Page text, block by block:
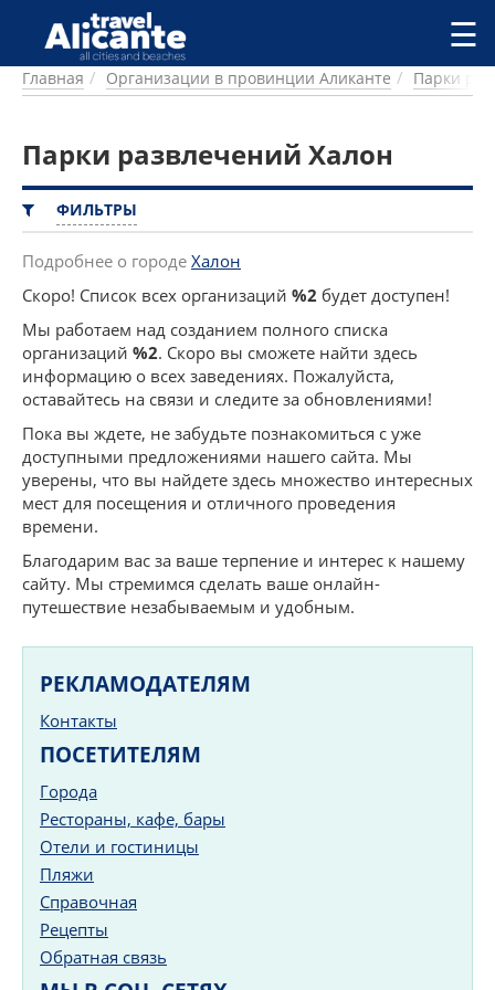
Перейти к основному содержанию
ГОРОДА
ПИТАНИЕ
ПРОЖИВАНИЕ
ПЛЯЖИ
ДОСТОПРИМЕЧАТЕЛЬНОСТИ
КЕМПИНГ
КОМАРКИ (РАЙОНЫ)
РЕЦЕПТЫ
ПРЕДЛОЖЕНИЯ
СТАТЬИ
УСЛУГИ
☰
Главная Организации в провинции Аликанте Парки
Парки развлечений Халон
ФИЛЬТРЫ
Подробнее о городе Халон
Скоро! Список всех организаций %2 будет доступен!
Мы работаем над созданием полного списка
организаций %2. Скоро вы сможете найти здесь
информацию о всех заведениях. Пожалуйста,
оставайтесь на связи и следите за обновлениями!
Пока вы ждете, не забудьте познакомиться с уже
доступными предложениями нашего сайта. Мы
уверены, что вы найдете здесь множество интересных
мест для посещения и отличного проведения
времени.
Благодарим вас за ваше терпение и интерес к нашему
сайту. Мы стремимся сделать ваше онлайн-
путешествие незабываемым и удобным.
РЕКЛАМОДАТЕЛЯМ
Контакты
ПОСЕТИТЕЛЯМ
Города
Рестораны, кафе, бары
Отели и гостиницы
Пляжи
Справочная
Рецепты
Обратная связь